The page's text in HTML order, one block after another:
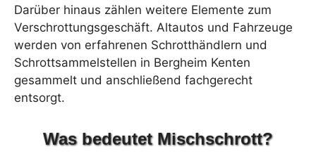
Darüber hinaus zählen weitere Elemente zum
Verschrottungsgeschäft. Altautos und Fahrzeuge
werden von erfahrenen Schrotthändlern und
Schrottsammelstellen in Bergheim Kenten
gesammelt und anschließend fachgerecht
entsorgt.
Was bedeutet Mischschrott?